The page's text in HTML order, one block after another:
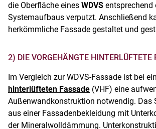
die Oberfläche eines WDVS entsprechend
Systemaufbaus verputzt. Anschließend
herkömmliche Fassade gestaltet und
2) DIE VORGEHÄNGTE HINTERLÜFTETE
Im Vergleich zur WDVS-Fassade ist bei
hinterlüfteten Fassade (VHF) eine
Außenwandkonstruktion notwendig. Das
aus einer Fassadenbekleidung mit
der Mineralwolldämmung.